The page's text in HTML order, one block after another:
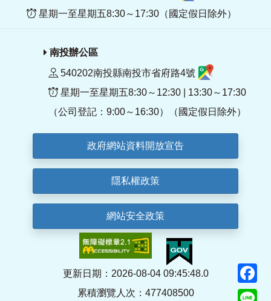
星期一至星期五8:30～17:30（國定假日除外）
南投辦公區
540202南投縣南投市省府路4號
星期一至星期五8:30～12:30 | 13:30～17:30
（公司登記：9:00～16:30）（國定假日除外）
政府網站資料開放宣告
隱私權政策
網站安全政策
更新日期：2026-08-04 09:45:48.0
累積瀏覽人次：477408500